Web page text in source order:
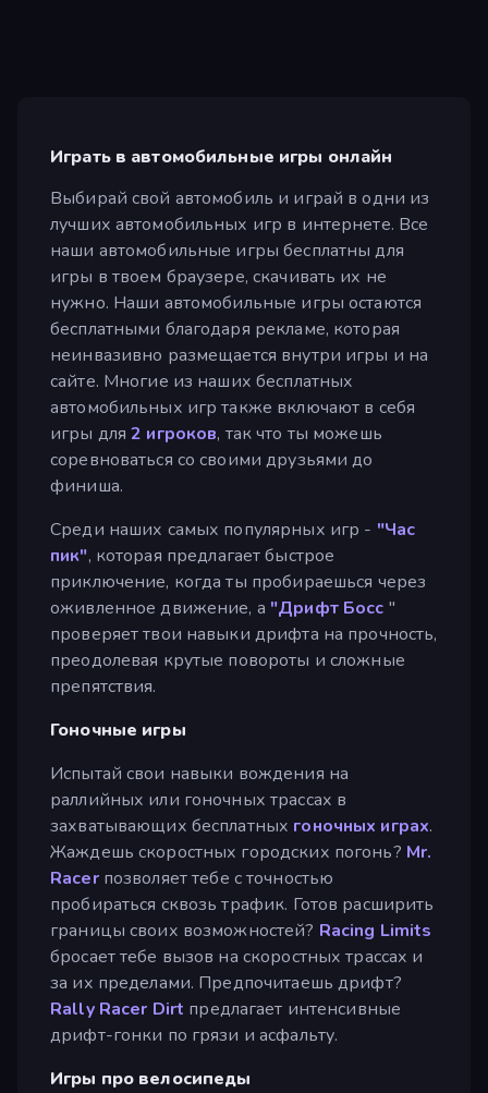
Играть в автомобильные игры онлайн
Выбирай свой автомобиль и играй в одни из
лучших автомобильных игр в интернете. Все
наши автомобильные игры бесплатны для
игры в твоем браузере, скачивать их не
нужно. Наши автомобильные игры остаются
бесплатными благодаря рекламе, которая
неинвазивно размещается внутри игры и на
сайте. Многие из наших бесплатных
автомобильных игр также включают в себя
игры для2 игроков, так что ты можешь
соревноваться со своими друзьями до
финиша.
Среди наших самых популярных игр - "Час
пик", которая предлагает быстрое
приключение, когда ты пробираешься через
оживленное движение, а "Дрифт Босс "
проверяет твои навыки дрифта на прочность,
преодолевая крутые повороты и сложные
препятствия.
Гоночные игры
Испытай свои навыки вождения на
раллийных или гоночных трассах в
захватывающих бесплатных гоночных играх.
Жаждешь скоростных городских погонь? Mr.
Racerпозволяет тебе с точностью
пробираться сквозь трафик. Готов расширить
границы своих возможностей? Racing Limits
бросает тебе вызов на скоростных трассах и
за их пределами. Предпочитаешь дрифт?
Rally Racer Dirt предлагает интенсивные
дрифт-гонки по грязи и асфальту.
Игры про велосипеды